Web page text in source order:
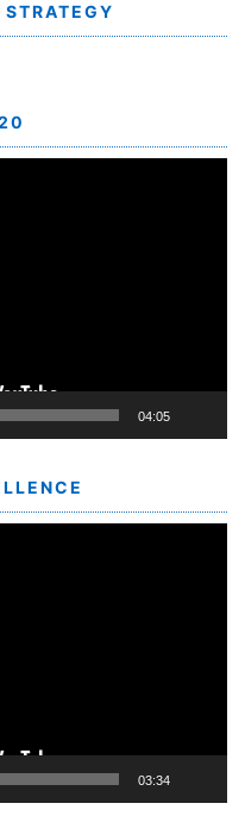
04:05
03:34